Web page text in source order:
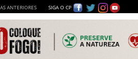
ANTERIORES SIGA O CP